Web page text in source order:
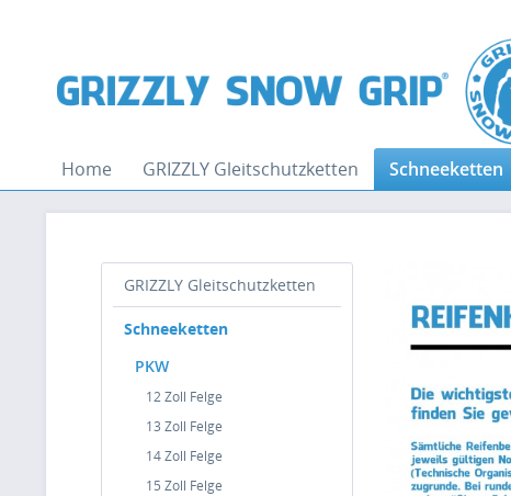
Home GRIZZLY Gleitschutzketten Schneeketten
GRIZZLY Gleitschutzketten
Schneeketten
PKW
12 Zoll Felge
13 Zoll Felge
14 Zoll Felge
15 Zoll Felge